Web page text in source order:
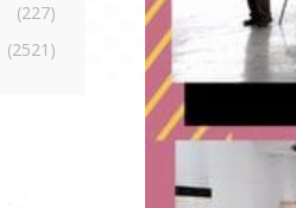
(227)
(2521)